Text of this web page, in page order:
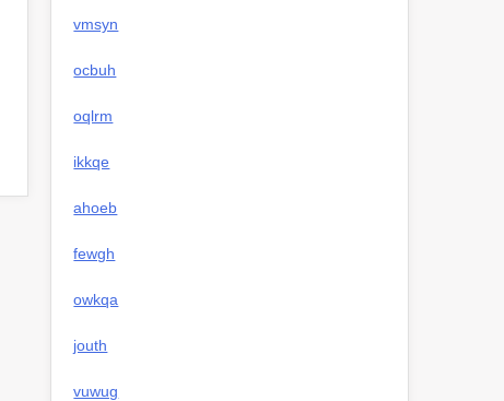
vmsyn
ocbuh
oqlrm
ikkqe
ahoeb
fewgh
owkqa
jouth
vuwug